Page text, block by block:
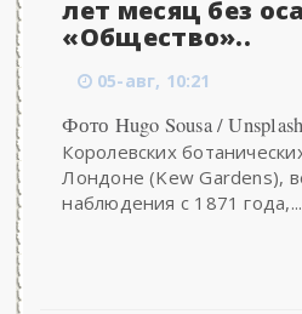
лет месяц без
«Общество»..
05-авг, 10:21
Фото Hugo Sousa /
Королевских
Лондоне (Kew Gardens),
наблюдения с 1871 года,...